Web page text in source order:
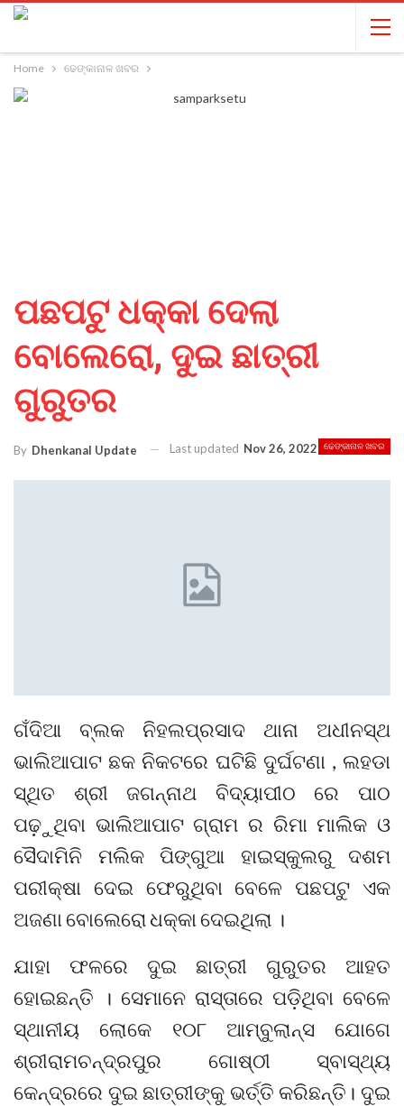
Home ଢେଙ୍କାନାଳ ଖବର
ପଛପଟୁ ଧକ୍କା ଦେଲା
ବୋଲେରୋ, ଦୁଇ ଛାତ୍ରୀ
ଗୁରୁତର
ଢେଙ୍କାନାଳ ଖବର
By Dhenkanal Update Last updated Nov 26, 2022
ଗଁଦିଆ ବ୍ଲକ ନିହଲପ୍ରସାଦ ଥାନା ଅଧୀନସ୍ଥ
ଭାଲିଆପାଟ ଛକ ନିକଟରେ ଘଟିଛି ଦୁର୍ଘଟଣା , ଲହଡା
ସ୍ଥିତ ଶ୍ରୀ ଜଗନ୍ନାଥ ବିଦ୍ୟାପୀଠ ରେ ପାଠ
ପଢ଼ୁଥିବା ଭାଲିଆପାଟ ଗ୍ରାମ ର ରିମା ମାଲିକ ଓ
ସୈଦାମିନି ମଲିକ ପିଙ୍ଗୁଆ ହାଇସ୍କୁଲରୁ ଦଶମ
ପରୀକ୍ଷା ଦେଇ ଫେରୁଥିବା ବେଳେ ପଛପଟୁ ଏକ
ଅଜଣା ବୋଲେରୋ ଧକ୍କା ଦେଇଥିଲା ।
ଯାହା ଫଳରେ ଦୁଇ ଛାତ୍ରୀ ଗୁରୁତର ଆହତ
ହୋଇଛନ୍ତି । ସେମାନେ ରାସ୍ତାରେ ପଡ଼ିଥିବା ବେଳେ
ସ୍ଥାନୀୟ ଲୋକେ ୧୦୮ ଆମ୍ବୁଲାନ୍ସ ଯୋଗେ
ଶ୍ରୀରାମଚନ୍ଦ୍ରପୁର ଗୋଷ୍ଠୀ ସ୍ବାସ୍ଥ୍ୟ
କେନ୍ଦ୍ରରେ ଦୁଇ ଛାତ୍ରୀଙ୍କୁ ଭର୍ତ୍ତି କରିଛନ୍ତି। ଦୁଇ